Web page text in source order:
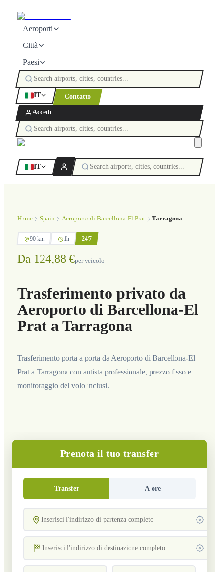
Aeroporti
Città
Paesi
IT Contatto
Accedi
IT
Home Spain Aeroporto di Barcellona-El Prat Tarragona
90 km 1h 24/7
Da 124,88 €per veicolo
Trasferimento privato da
Aeroporto di Barcellona-El
Prat a Tarragona
Trasferimento porta a porta da Aeroporto di Barcellona-El
Prat a Tarragona con autista professionale, prezzo fisso e
monitoraggio del volo inclusi.
Prenota il tuo transfer
Transfer A ore